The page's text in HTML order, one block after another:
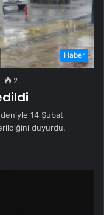
Haber
2
14 Şubat
duyurdu.